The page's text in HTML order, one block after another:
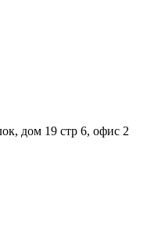
дом 19 стр 6, офис 2